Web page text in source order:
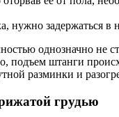
нужно задержаться
однозначно не
подъем штанги
разминки и
грудью